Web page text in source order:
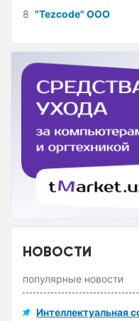
8 "Tezcode" ООО
НОВОСТИ
популярные новости
Интеллектуальная